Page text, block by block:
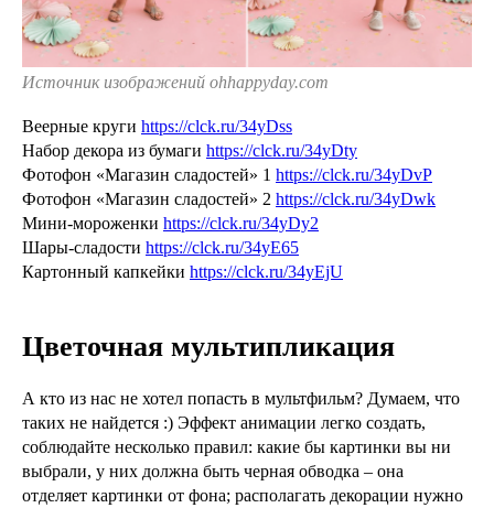
Источник изображений ohhappyday.com
Веерные круги https://clck.ru/34yDss
Набор декора из бумаги https://clck.ru/34yDty
Фотофон «Магазин сладостей» 1 https://clck.ru/34yDvP
Фотофон «Магазин сладостей» 2 https://clck.ru/34yDwk
Мини-мороженки https://clck.ru/34yDy2
Шары-сладости https://clck.ru/34yE65
Картонный капкейки https://clck.ru/34yEjU
Цветочная мультипликация
А кто из нас не хотел попасть в мультфильм? Думаем, что
таких не найдется :) Эффект анимации легко создать,
соблюдайте несколько правил: какие бы картинки вы ни
выбрали, у них должна быть черная обводка – она
отделяет картинки от фона; располагать декорации нужно